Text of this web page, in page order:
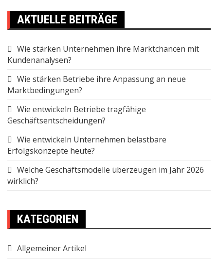
AKTUELLE BEITRÄGE
Wie stärken Unternehmen ihre Marktchancen mit
Kundenanalysen?
Wie stärken Betriebe ihre Anpassung an neue
Marktbedingungen?
Wie entwickeln Betriebe tragfähige
Geschäftsentscheidungen?
Wie entwickeln Unternehmen belastbare
Erfolgskonzepte heute?
Welche Geschäftsmodelle überzeugen im Jahr 2026
wirklich?
KATEGORIEN
Allgemeiner Artikel